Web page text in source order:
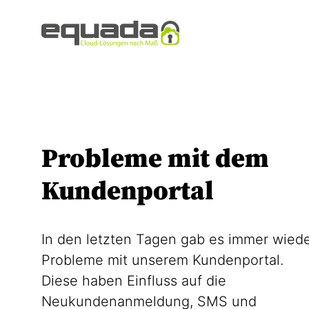
Probleme mit dem
Kundenportal
In den letzten Tagen gab es immer
Probleme mit unserem Kundenportal.
Diese haben Einfluss auf die
Neukundenanmeldung, SMS und